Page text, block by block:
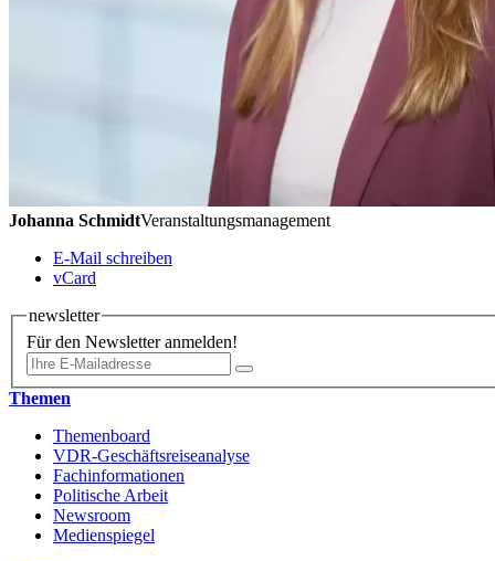
Johanna SchmidtVeranstaltungsmanagement
E-Mail schreiben
vCard
newsletter
Für den Newsletter anmelden!
Themen
Themenboard
VDR-Geschäftsreiseanalyse
Fachinformationen
Politische Arbeit
Newsroom
Medienspiegel